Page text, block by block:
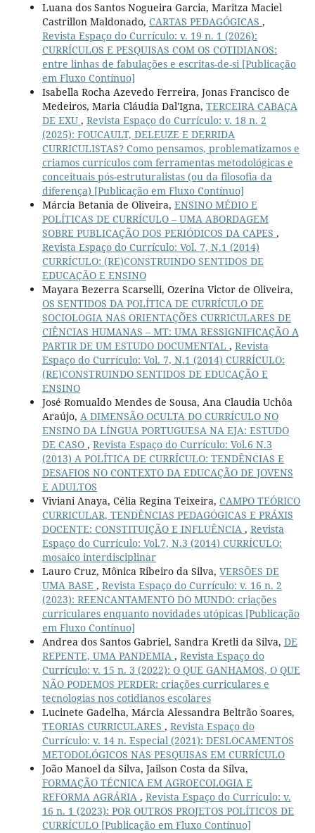
Luana dos Santos Nogueira Garcia, Maritza Maciel
Castrillon Maldonado, CARTAS PEDAGÓGICAS ,
Revista Espaço do Currículo: v. 19 n. 1 (2026):
CURRÍCULOS E PESQUISAS COM OS COTIDIANOS:
entre linhas de fabulações e escritas-de-si [Publicação
em Fluxo Contínuo]
Isabella Rocha Azevedo Ferreira, Jonas Francisco de
Medeiros, Maria Cláudia Dal'Igna, TERCEIRA CABAÇA
DE EXU , Revista Espaço do Currículo: v. 18 n. 2
(2025): FOUCAULT, DELEUZE E DERRIDA
CURRICULISTAS? Como pensamos, problematizamos e
criamos currículos com ferramentas metodológicas e
conceituais pós-estruturalistas (ou da filosofia da
diferença) [Publicação em Fluxo Contínuo]
Márcia Betania de Oliveira, ENSINO MÉDIO E
POLÍTICAS DE CURRÍCULO – UMA ABORDAGEM
SOBRE PUBLICAÇÃO DOS PERIÓDICOS DA CAPES ,
Revista Espaço do Currículo: Vol. 7, N.1 (2014)
CURRÍCULO: (RE)CONSTRUINDO SENTIDOS DE
EDUCAÇÃO E ENSINO
Mayara Bezerra Scarselli, Ozerina Victor de Oliveira,
OS SENTIDOS DA POLÍTICA DE CURRÍCULO DE
SOCIOLOGIA NAS ORIENTAÇÕES CURRICULARES DE
CIÊNCIAS HUMANAS – MT: UMA RESSIGNIFICAÇÃO A
PARTIR DE UM ESTUDO DOCUMENTAL , Revista
Espaço do Currículo: Vol. 7, N.1 (2014) CURRÍCULO:
(RE)CONSTRUINDO SENTIDOS DE EDUCAÇÃO E
ENSINO
José Romualdo Mendes de Sousa, Ana Claudia Uchôa
Araújo, A DIMENSÃO OCULTA DO CURRÍCULO NO
ENSINO DA LÍNGUA PORTUGUESA NA EJA: ESTUDO
DE CASO , Revista Espaço do Currículo: Vol.6 N.3
(2013) A POLÍTICA DE CURRÍCULO: TENDÊNCIAS E
DESAFIOS NO CONTEXTO DA EDUCAÇÃO DE JOVENS
E ADULTOS
Viviani Anaya, Célia Regina Teixeira, CAMPO TEÓRICO
CURRICULAR, TENDÊNCIAS PEDAGÓGICAS E PRÁXIS
DOCENTE: CONSTITUIÇÃO E INFLUÊNCIA , Revista
Espaço do Currículo: Vol.7, N.3 (2014) CURRÍCULO:
mosaico interdisciplinar
Lauro Cruz, Mônica Ribeiro da Silva, VERSÕES DE
UMA BASE , Revista Espaço do Currículo: v. 16 n. 2
(2023): REENCANTAMENTO DO MUNDO: criações
curriculares enquanto novidades utópicas [Publicação
em Fluxo Contínuo]
Andrea dos Santos Gabriel, Sandra Kretli da Silva, DE
REPENTE, UMA PANDEMIA , Revista Espaço do
Currículo: v. 15 n. 3 (2022): O QUE GANHAMOS, O QUE
NÃO PODEMOS PERDER: criações curriculares e
tecnologias nos cotidianos escolares
Lucinete Gadelha, Márcia Alessandra Beltrão Soares,
TEORIAS CURRICULARES , Revista Espaço do
Currículo: v. 14 n. Especial (2021): DESLOCAMENTOS
METODOLÓGICOS NAS PESQUISAS EM CURRÍCULO
João Manoel da Silva, Jailson Costa da Silva,
FORMAÇÃO TÉCNICA EM AGROECOLOGIA E
REFORMA AGRÁRIA , Revista Espaço do Currículo: v.
16 n. 1 (2023): POR OUTROS PROJETOS POLÍTICOS DE
CURRÍCULO [Publicação em Fluxo Contínuo]